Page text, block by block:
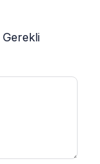
Gerekli